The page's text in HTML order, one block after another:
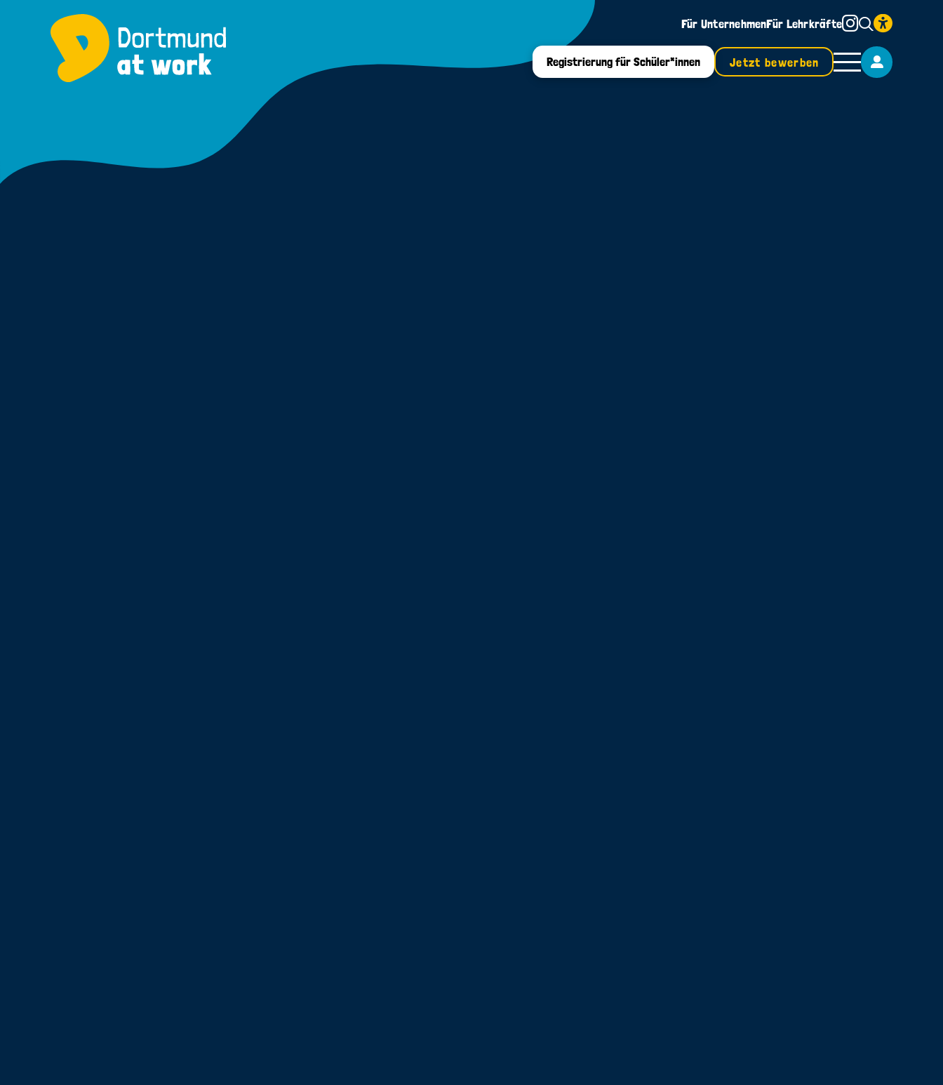
Für UnternehmenFür Lehrkräfte
Registrierung für Schüler*innen Jetzt bewerben